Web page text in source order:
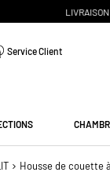
Service Client
Housse de couette